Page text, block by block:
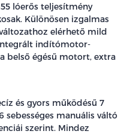
lóerős teljesítmény
Különösen izgalmas
elérhető mild
indítómotor-
belső égésű motort, extra
és gyors működésű 7
sebességes manuális váltó
szerint. Mindez